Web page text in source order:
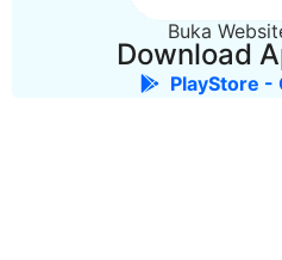
Buka
Download
PlayStore -